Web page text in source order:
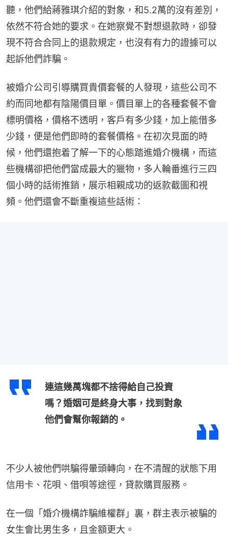
聽，他們給蔣雅琪介紹的對象，和5.2萬的沒有差別，
依然不符合她的要求。在她察覺不對想退款時，卻發
現不符合合同上的退款規定，也沒有有力的證據可以
起訴他們詐騙。
被婚介公司引導購買貴價套餐的人發現，這些公司不
約而同地都有陰陽價目單。價目單上的各種套餐不會
標明價格，價格不透明，客戶有多少錢，加上能借多
少錢，便是他們即時的套餐價格。在初次見面的時
候，他們還抱着了解一下的心態踏進婚介機構，而這
些機構卻把他們當成最大的獵物，多人輪番進行三四
個小時的話術推銷，展示相親成功的返款截圖和視
頻。他們還會不斷重複這些話術：
連這幾萬塊都不捨得給自己投資
嗎？婚姻可是終身大事，找到對象
他們會幫你報銷的。
不少人被他們哄騙得暈頭轉向，在不清醒的狀態下用
信用卡、花唄、借唄等途徑，貸款購買服務。
在一個「婚介機構詐騙維權群」裏，群主表示被騙的
女生會比男生多，且金額更大。